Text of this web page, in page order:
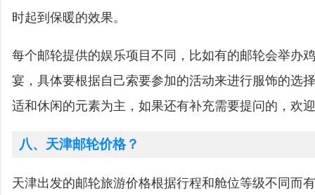
时起到保暖的效果。
每个邮轮提供的娱乐项目不同，比如有的邮轮会举办
宴，具体要根据自己索要参加的活动来进行服饰的选
适和休闲的元素为主，如果还有补充需要提问的，欢
八、天津邮轮价格？
天津出发的邮轮旅游价格根据行程和舱位等级不同而